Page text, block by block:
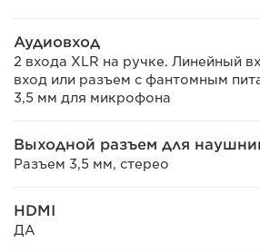
Аудиовход
2 входа XLR на ручке. Линейный
вход или разъем с фантомным
3,5 мм для микрофона
Выходной разъем для
Разъем 3,5 мм, стерео
HDMI
ДА